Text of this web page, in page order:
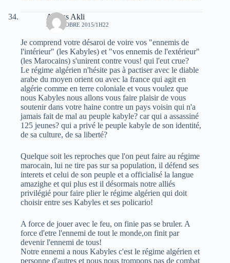
Ariless Akli
30 OCTOBRE 2015/1H22
Je comprend votre désaroi de voire vos "ennemis de
l'intérieur" (les Kabyles) et "vos ennemis de l'extérieur"
(les Marocains) s'unirent contre vous! qui l'eut crue?
Le régime algérien n'hésite pas à pactiser avec le diable
arabe du moyen orient ou avec la france qui agit en
algérie comme en terre coloniale et vous voulez que
nous Kabyles nous allons vous faire plaisir de vous
soutenir dans votre haine contre un pays voisin qui n'a
jamais fait de mal au peuple kabyle? car qui a assassiné
125 jeunes? qui a privé le peuple kabyle de son identité,
de sa culture, de sa liberté?
Quelque soit les reproches que l'on peut faire au régime
marocain, lui ne tire pas sur sa population, il défend ses
interets et celui de son peuple et a officialisé la langue
amazighe et qui plus est il désormais notre alliés
privilégié pour faire plier le régime algérien qui doit
choisir entre ses Kabyles et ses policario!
A force de jouer avec le feu, on finie pas se bruler. A
force d'etre l'ennemi de tout le monde,on finit par
devenir l'ennemi de tous!
Notre ennemi a nous Kabyles c'est le régime algérien et
personne d'autres et nous nous trompons pas de combat